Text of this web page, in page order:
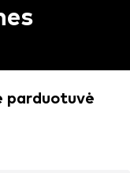
parduotuvė